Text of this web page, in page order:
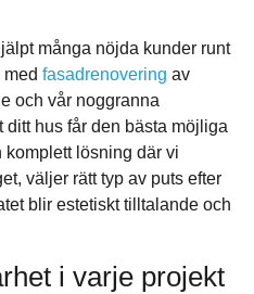
många nöjda kunder runt
fasadrenovering av
och vår noggranna
hus får den bästa möjliga
lösning där vi
väljer rätt typ av puts efter
blir estetiskt tilltalande och
i varje projekt